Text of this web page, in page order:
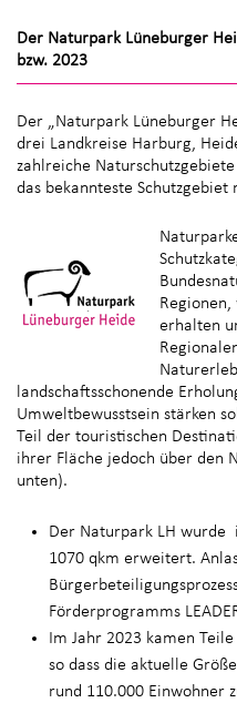
Der Naturpark Lüneburger
bzw. 2023
Der „Naturpark Lüneburger
drei Landkreise Harburg,
zahlreiche
das bekannteste
erhalten
landschaftsschonende
Umweltbewusstsein stärken
Teil der touristischen
ihrer Fläche jedoch über den
unten).
Der Naturpark LH wurde
1070 qkm erweitert.
Förderprogramms
Im Jahr 2023 kamen
so dass die aktuelle
rund 110.000 Einwohner